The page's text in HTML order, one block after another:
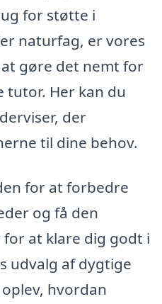
for støtte i
naturfag, er vores
gøre det nemt for
tutor. Her kan du
der
til dine behov.
for at forbedre
og få den
at klare dig godt i
udvalg af dygtige
hvordan